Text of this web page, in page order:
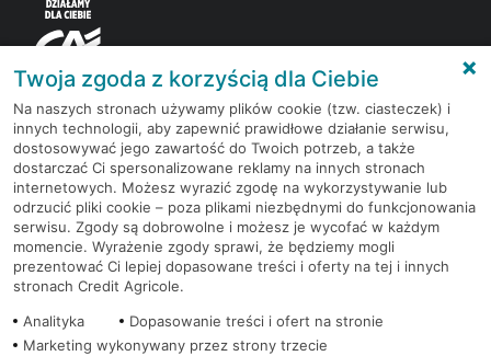
Korzystaj z bezpłatnych materiałów, które
przygotowują eksperci rynku finansowego.
Dołącz do grona subskrybentów Newslettera i bądź
na bieżąco z nowościami i promocjami
Zapisz się
Twoja zgoda z korzyścią dla Ciebie
Na naszych stronach używamy plików cookie (tzw. ciasteczek) i
innych technologii, aby zapewnić prawidłowe działanie serwisu,
dostosowywać jego zawartość do Twoich potrzeb, a także
dostarczać Ci spersonalizowane reklamy na innych stronach
internetowych. Możesz wyrazić zgodę na wykorzystywanie lub
odrzucić pliki cookie – poza plikami niezbędnymi do funkcjonowania
serwisu. Zgody są dobrowolne i możesz je wycofać w każdym
momencie. Wyrażenie zgody sprawi, że będziemy mogli
prezentować Ci lepiej dopasowane treści i oferty na tej i innych
stronach Credit Agricole.
Analityka
Dopasowanie treści i ofert na stronie
Marketing wykonywany przez strony trzecie